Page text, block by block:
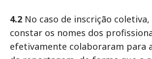
4.2 No caso de inscrição coletiva,
constar os nomes dos
efetivamente colaboraram para